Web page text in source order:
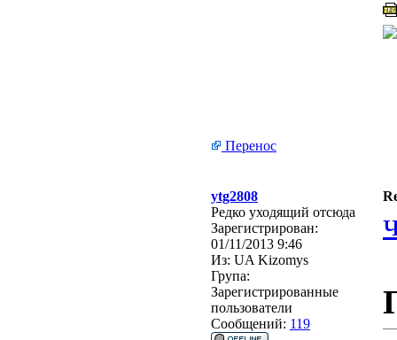
Перенос
ytg2808
Редко уходящий отсюда
Зарегистрирован:
01/11/2013 9:46
Из: UA Kizomys
Група:
Зарегистрированные
пользователи
Сообщений: 119